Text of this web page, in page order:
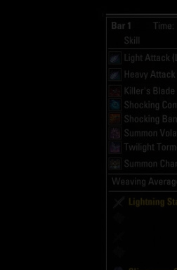
Discord Bot
S'enregistrer